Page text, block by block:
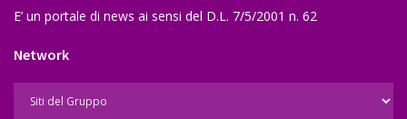
E’ un portale di news ai sensi del D.L. 7/5/2001 n. 62
Network